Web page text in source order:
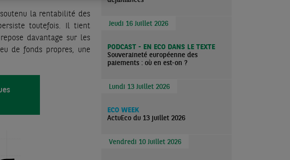
la rentabilité des
toutefois. Il tient
davantage sur les
de fonds propres, une
Jeudi 16 Juillet 2026
PODCAST - EN ECO DANS LE TEXTE
Souveraineté européenne des
paiements : où en est-on ?
Lundi 13 Juillet 2026
ECO WEEK
ActuEco du 13 juillet 2026
Vendredi 10 Juillet 2026